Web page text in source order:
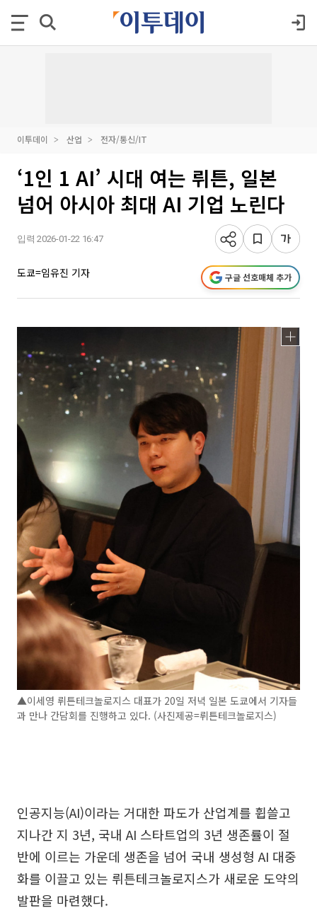
이투데이 산업 전자/통신/IT
‘1인 1 AI’ 시대 여는 뤼튼, 일본
넘어 아시아 최대 AI 기업 노린다
입력 2026-01-22 16:47
도쿄=임유진 기자 구글 선호매체 추가
▲이세영 뤼튼테크놀로지스 대표가 20일 저녁 일본 도쿄에서 기자들
과 만나 간담회를 진행하고 있다. (사진제공=뤼튼테크놀로지스)
인공지능(AI)이라는 거대한 파도가 산업계를 휩쓸고
지나간 지 3년, 국내 AI 스타트업의 3년 생존률이 절
반에 이르는 가운데 생존을 넘어 국내 생성형 AI 대중
화를 이끌고 있는 뤼튼테크놀로지스가 새로운 도약의
발판을 마련했다.